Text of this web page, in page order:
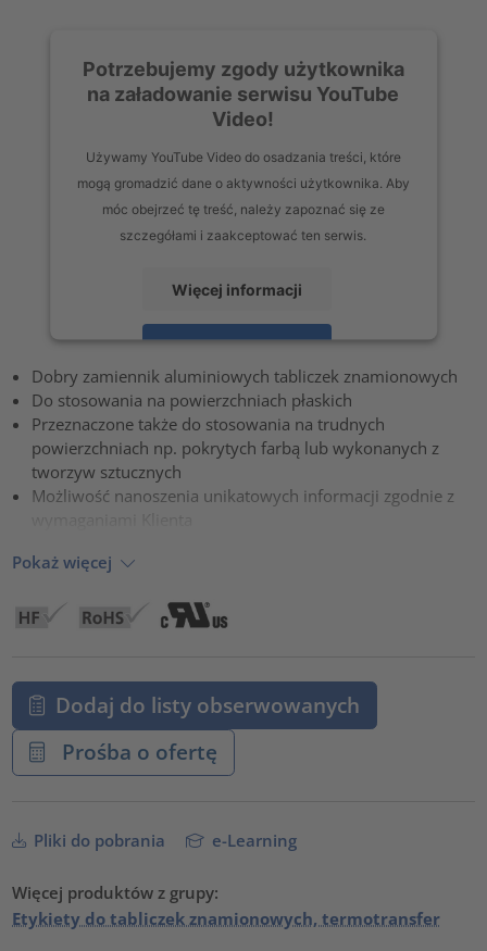
Potrzebujemy zgody użytkownika
na załadowanie serwisu YouTube
Video!
Używamy YouTube Video do osadzania treści, które
mogą gromadzić dane o aktywności użytkownika. Aby
móc obejrzeć tę treść, należy zapoznać się ze
szczegółami i zaakceptować ten serwis.
Więcej informacji
Zaakceptuj
powered byUsercentrics Consent Management Platform
Dobry zamiennik aluminiowych tabliczek znamionowych
Do stosowania na powierzchniach płaskich
Przeznaczone także do stosowania na trudnych
powierzchniach np. pokrytych farbą lub wykonanych z
tworzyw sztucznych
Możliwość nanoszenia unikatowych informacji zgodnie z
Pokaż więcej
Dodaj do listy obserwowanych
Prośba o ofertę
Pliki do pobrania e-Learning
Więcej produktów z grupy:
Etykiety do tabliczek znamionowych, termotransfer